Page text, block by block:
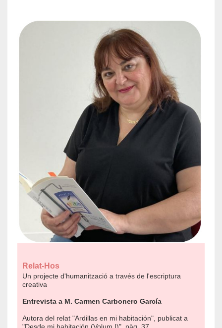
Relat-Hos
Un projecte d'humanització a través de l'escriptura
creativa
Entrevista a M. Carmen Carbonero García
Autora del relat "Ardillas en mi habitación", publicat a